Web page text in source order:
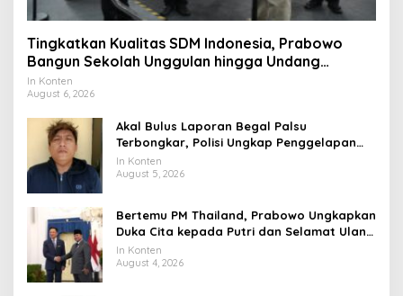
Tingkatkan Kualitas SDM Indonesia, Prabowo
Bangun Sekolah Unggulan hingga Undang
Universitas Terbaik Dunia
In Konten
August 6, 2026
Akal Bulus Laporan Begal Palsu
Terbongkar, Polisi Ungkap Penggelapan
Uang Perusahaan untuk Crypto
In Konten
August 5, 2026
Bertemu PM Thailand, Prabowo Ungkapkan
Duka Cita kepada Putri dan Selamat Ulang
Tahun ke Raja Thailand
In Konten
August 4, 2026